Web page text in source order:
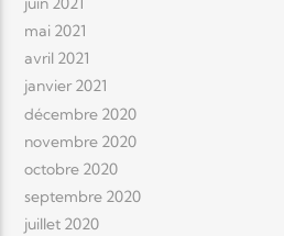
mai 2021
avril 2021
janvier 2021
décembre 2020
novembre 2020
octobre 2020
septembre 2020
juillet 2020